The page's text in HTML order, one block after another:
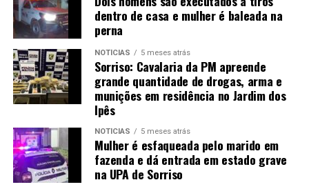
dentro de casa e mulher é baleada na
perna
NOTÍCIAS 5 meses atrás
Sorriso: Cavalaria da PM apreende
grande quantidade de drogas, arma e
munições em residência no Jardim dos
Ipês
NOTÍCIAS 5 meses atrás
Mulher é esfaqueada pelo marido em
fazenda e dá entrada em estado grave
na UPA de Sorriso